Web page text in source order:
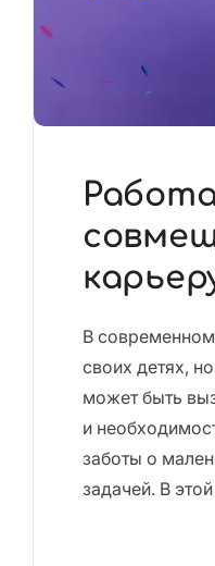
В
своих детях,
может быть
и
заботы о
задачей. В